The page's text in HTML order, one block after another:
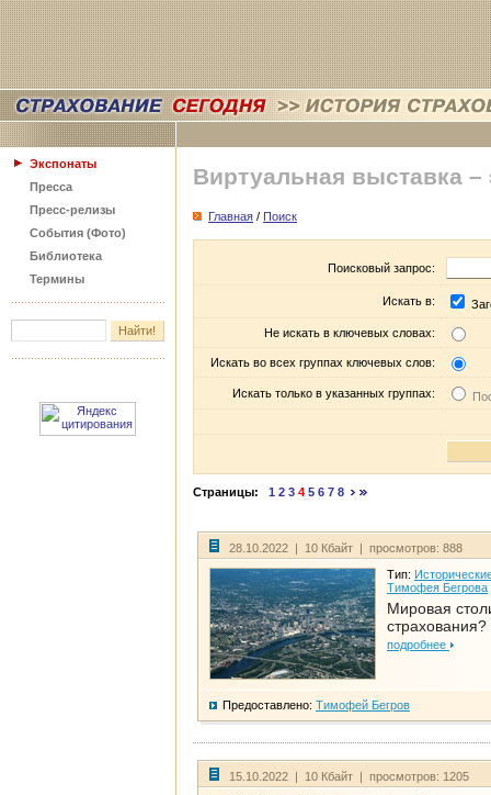
Экспонаты
Пресса
Пресс-релизы
События (Фото)
Библиотека
Термины
Виртуальная выставка –
Главная / Поиск
Поисковый запрос:
Искать в:
Не искать в ключевых словах:
Искать во всех группах ключевых слов:
Искать только в указанных группах:
Страницы: 1 2 3 4 5 6 7 8
28.10.2022 | 10 Кбайт | просмотров: 888
Тип:
Тимофея Бегрова
Мировая
страхования?
подробнее
Предоставлено: Тимофей Бегров
15.10.2022 | 10 Кбайт | просмотров: 1205